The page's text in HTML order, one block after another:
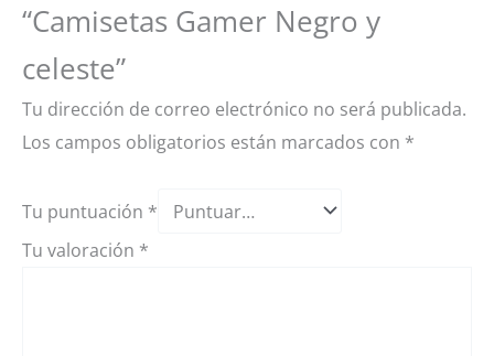
“Camisetas Gamer Negro y
celeste”
Tu dirección de correo electrónico no será publicada.
Los campos obligatorios están marcados con *
Tu puntuación *
Tu valoración *